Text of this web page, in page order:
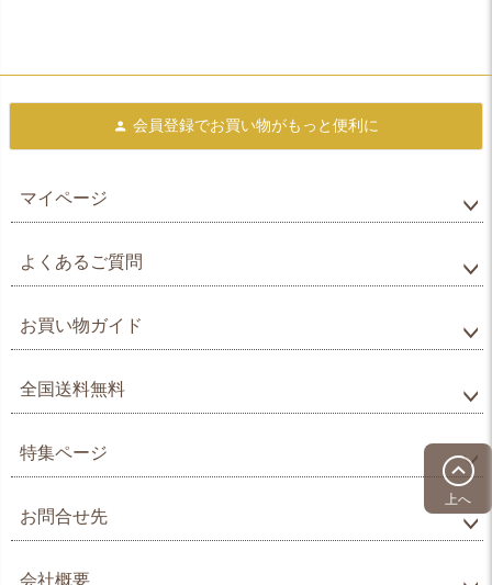
上へ
会員登録でお買い物がもっと便利に
マイページ
よくあるご質問
お買い物ガイド
全国送料無料
特集ページ
お問合せ先
会社概要